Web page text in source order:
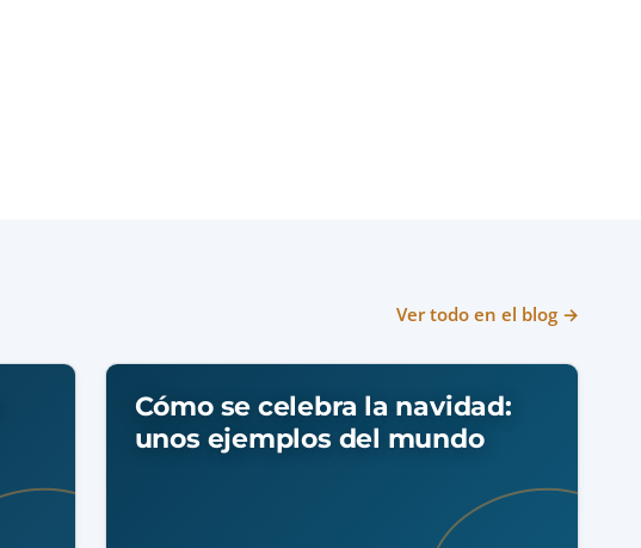
Ver todo en el blog →
Cómo se celebra la navidad:
unos ejemplos del mundo